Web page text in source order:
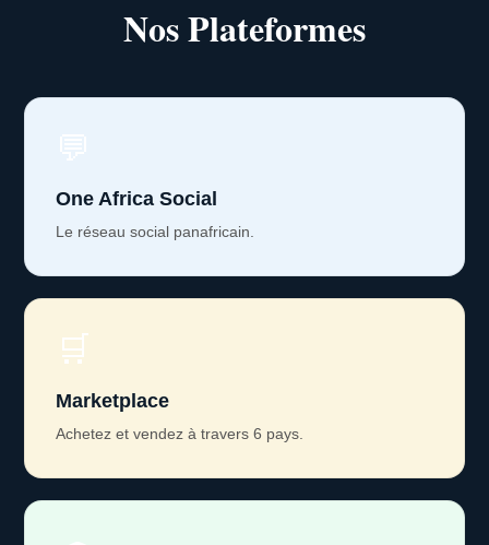
Nos Plateformes
One Africa Social
Le réseau social panafricain.
🛒
Marketplace
Achetez et vendez à travers 6 pays.